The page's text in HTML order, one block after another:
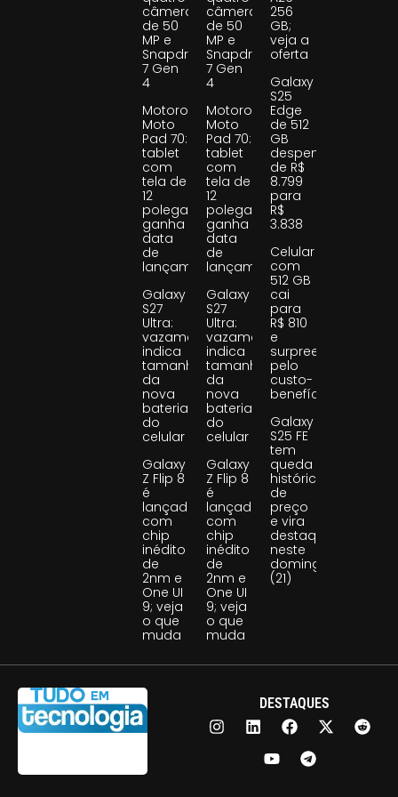
câmeras
de 50
MP e
Snapdragon
7 Gen
4
Motorola
Moto
Pad 70:
tablet
com
tela de
12
polegadas
ganha
data
de
lançamento
Galaxy
S27
Ultra:
vazamento
indica
tamanho
da
nova
bateria
do
celular
Galaxy
Z Flip 8
é
lançado
com
chip
inédito
de
2nm e
One UI
9; veja
o que
muda
câmeras
de 50
MP e
Snapdragon
7 Gen
4
Motorola
Moto
Pad 70:
tablet
com
tela de
12
polegadas
ganha
data
de
lançamento
Galaxy
S27
Ultra:
vazamento
indica
tamanho
da
nova
bateria
do
celular
Galaxy
Z Flip 8
é
lançado
com
chip
inédito
de
2nm e
One UI
9; veja
o que
muda
256
GB;
veja a
oferta
Galaxy
S25
Edge
de 512
GB
despenca
de R$
8.799
para
R$
3.838
Celular
com
512 GB
cai
para
R$ 810
e
surpreende
pelo
custo-
benefício
Galaxy
S25 FE
tem
queda
histórica
de
preço
e vira
destaque
neste
domingo
(21)
DESTAQUES